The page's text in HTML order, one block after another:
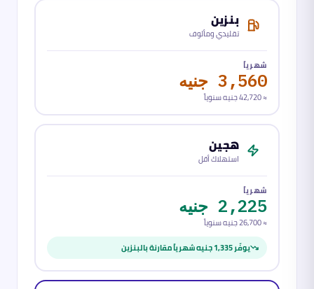
بنزين
تقليدي ومألوف
شهرياً
3,560 جنيه
≈42,720 جنيه سنوياً
هجين
استهلاك أقل
شهرياً
2,225 جنيه
≈26,700 جنيه
سنوياً
يوفّر1,335 جنيه شهرياً مقارنة بالبنزين